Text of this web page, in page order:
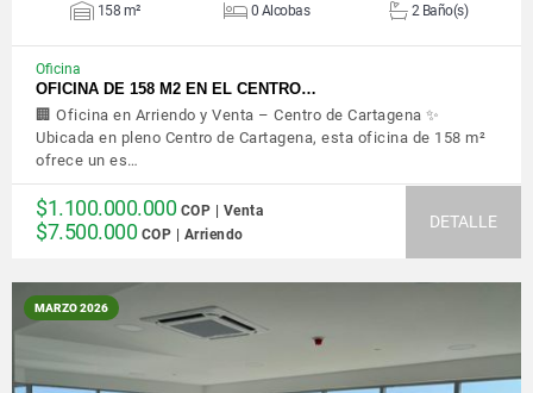
158 m² 0 Alcobas 2 Baño(s)
Oficina
OFICINA DE 158 M2 EN EL CENTRO…
🏢 Oficina en Arriendo y Venta – Centro de Cartagena ✨
Ubicada en pleno Centro de Cartagena, esta oficina de 158 m²
ofrece un es…
$1.100.000.000 COP | Venta
$7.500.000 COP | Arriendo
DETALLE
MARZO 2026